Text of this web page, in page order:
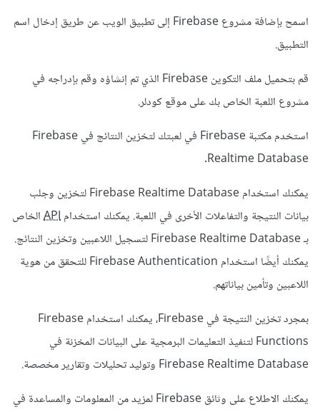
اسمح بإضافة مشروع Firebase إلى تطبيق الويب عن طريق إدخال اسم
التطبيق.
قم بتحميل ملف التكوين Firebase الذي تم إنشاؤه وقم بإدراجه في
مشروع اللعبة الخاص بك على موقع كودلر.
استخدم مكتبة Firebase في لعبتك لتخزين النتائج في Firebase
Realtime Database.
يمكنك استخدام Firebase Realtime Database لتخزين وجلب
بيانات النتيجة والتفاعلات الأخرى في اللعبة. يمكنك استخدامAPIالخاص
بـ Firebase Realtime Database لتسجيل اللاعبين وتخزين النتائج.
يمكنك أيضًا استخدام Firebase Authentication للتحقق من هوية
اللاعبين وتأمين بياناتهم.
بمجرد تخزين النتيجة في Firebase، يمكنك استخدام Firebase
Functions لتنفيذ التعليمات البرمجية على البيانات المخزنة في
Firebase Realtime Database وتوليد تحليلات وتقارير مخصصة.
يمكنك الاطلاع على وثائق Firebase لمزيد من المعلومات والمساعدة في